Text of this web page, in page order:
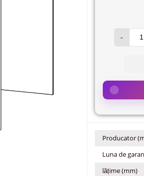
-
Producator
Luna de
lățime (mm)